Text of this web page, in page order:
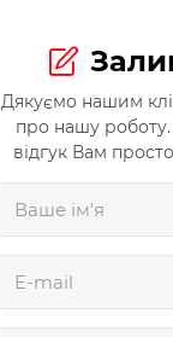
Дякуємо нашим
про нашу
відгук Вам